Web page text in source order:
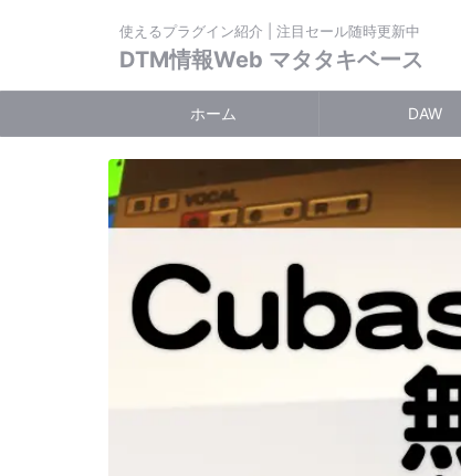
使えるプラグイン紹介 | 注目セール随時更新中
DTM情報Web マタタキベース
ホーム DAW